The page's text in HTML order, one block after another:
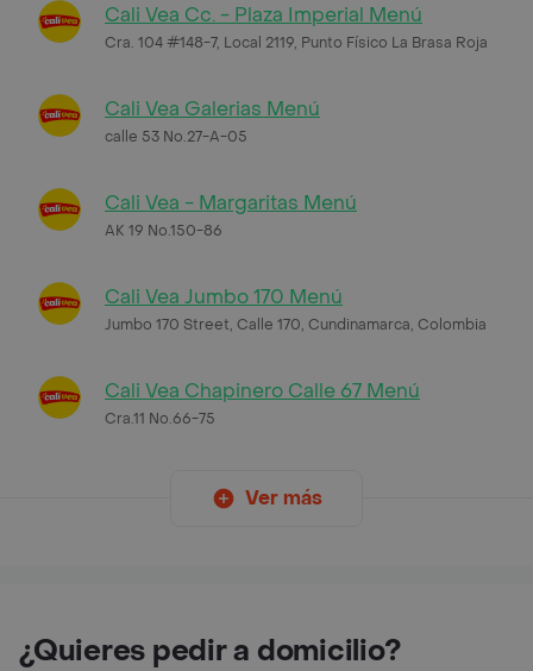
Cali Vea Cc. - Plaza Imperial Menú
Cra. 104 #148-7, Local 2119, Punto Físico La Brasa Roja
Cali Vea Galerias Menú
calle 53 No.27-A-05
Cali Vea - Margaritas Menú
AK 19 No.150-86
Cali Vea Jumbo 170 Menú
Jumbo 170 Street, Calle 170, Cundinamarca, Colombia
Cali Vea Chapinero Calle 67 Menú
Cra.11 No.66-75
Ver más
¿Quieres pedir a domicilio?